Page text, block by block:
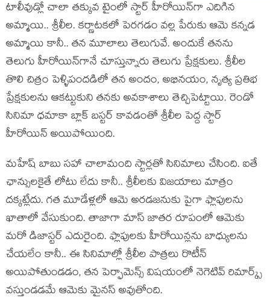
టాలీవుడ్లో చాలా త‌క్కువ టైంలో స్టార్ హీరోయిన్‌గా ఎదిగిన
అమ్మాయి.. శ్రీలీల‌. క‌ర్ణాట‌క‌లో పెర‌గ‌డం వ‌ల్ల‌ పేరుకు ఆమె క‌న్న‌డ
అమ్మాయి కానీ.. త‌న మూలాలు తెలుగువే. అందుకే త‌న‌ను
తెలుగు హీరోయిన్‌గానే చూస్తున్నారు తెలుగు ప్రేక్ష‌కులు. శ్రీలీల
తొలి చిత్రం పెళ్ళిపంద‌డిలో త‌న అందం, అభిన‌యం, నృత్య ప్ర‌తిభ
ప్రేక్ష‌కులను ఆక‌ట్టుకుని త‌న‌కు అవ‌కాశాలు తెచ్చిపెట్టాయి. రెండో
సినిమా ధ‌మాకా బ్లాక్ బస్ట‌ర్ కావ‌డంతో శ్రీలీల పెద్ద స్టార్
హీరోయిన్ అయిపోయింది.
మ‌హేష్ బాబు స‌హా చాలామంది స్టార్ల‌తో సినిమాలు చేసింది. ఐతే
ఛాన్సుల‌కైతే లోటు లేదు కానీ.. శ్రీలీల‌కు విజ‌యాలు మాత్రం
ద‌క్క‌ట్లేదు. గ‌త మూడేళ్ల‌లో ఆమె అర‌డ‌జ‌నుకు పైగా ఫ్లాపుల‌ను
ఖాతాలో వేసుకుంది. తాజాగా మాస్ జాత‌ర రూపంలో ఆమెకు
మ‌రో డిజాస్ట‌ర్ ఎదురైంది. ఫ్లాపుల‌కు హీరోయిన్ల‌ను బాధ్యుల‌ను
చేయ‌లేం కానీ.. ఈ సినిమాల్లో శ్రీలీల పాత్ర‌లు రొటీన్
అయిపోతుండ‌డం, త‌న పెర్ఫామెన్స్ విష‌యంలో నెగెటివ్ రిమార్క్స్
వ‌స్తుండ‌డ‌మే ఆమెకు మైన‌స్ అవుతోంది.